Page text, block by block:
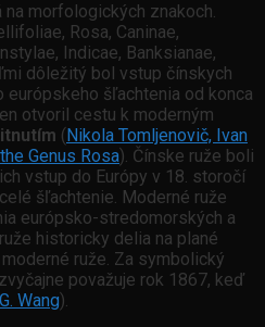
morfologických znakoch.
Rosa, Caninae,
Indicae, Banksianae,
dôležitý bol vstup čínskych
európskeho šľachtenia od konca
otvoril cestu k moderným
( Nikola Tomljenovič, Ivan
Genus Rosa). Čínske ruže boli
vstup do Európy v 18. storočí
šľachtenie. Moderné ruže
európsko-stredomorských a
historicky delia na plané
ruže. Za symbolický
považuje rok 1867, keď
G. Wang).